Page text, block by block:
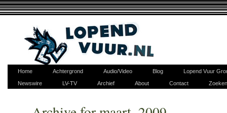
Home Achtergrond Audio/Video Blog
Lopend Vuur
Newswire
LV-TV Archief About Contact Zoeken